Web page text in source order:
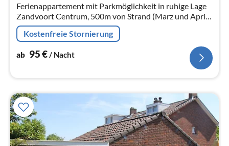
Ferienappartement mit Parkmöglichkeit in ruhige Lage
Zandvoort Centrum, 500m von Strand (Marz und April
parken inklusive)
Kostenfreie Stornierung
ab 95€/ Nacht